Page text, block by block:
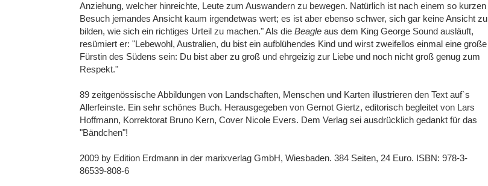
Anziehung, welcher hinreichte, Leute zum Auswandern zu bewegen. Natürlich ist nach einem so kurzen
Besuch jemandes Ansicht kaum irgendetwas wert; es ist aber ebenso schwer, sich gar keine Ansicht zu
bilden, wie sich ein richtiges Urteil zu machen." Als die Beagle aus dem King George Sound ausläuft,
resümiert er: "Lebewohl, Australien, du bist ein aufblühendes Kind und wirst zweifellos einmal eine große
Fürstin des Südens sein: Du bist aber zu groß und ehrgeizig zur Liebe und noch nicht groß genug zum
Respekt."
89 zeitgenössische Abbildungen von Landschaften, Menschen und Karten illustrieren den Text auf`s
Allerfeinste. Ein sehr schönes Buch. Herausgegeben von Gernot Giertz, editorisch begleitet von Lars
Hoffmann, Korrektorat Bruno Kern, Cover Nicole Evers. Dem Verlag sei ausdrücklich gedankt für das
"Bändchen"!
2009 by Edition Erdmann in der marixverlag GmbH, Wiesbaden. 384 Seiten, 24 Euro. ISBN: 978-3-
86539-808-6